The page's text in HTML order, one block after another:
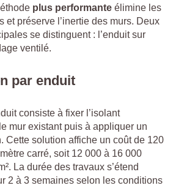
plus performante élimine les
et préserve l’inertie des murs. Deux
se distinguent : l’enduit sur
ventilé.
par enduit
consiste à fixer l’isolant
mur existant puis à appliquer un
Cette solution affiche un coût de 120
carré, soit 12 000 à 16 000
La durée des travaux s’étend
2 à 3 semaines selon les conditions